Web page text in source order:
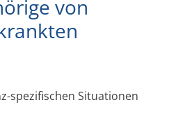
von
spezifischen Situationen